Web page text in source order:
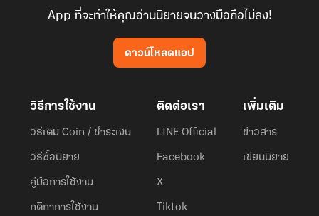
App ที่จะทำให้คุณอ่านนิยายจนวางมือถือไม่ลง!
ดาวน์โหลดแอป
วิธีการใช้งาน
วิธีเติม Coin / ชำระเงิน
วิธีซื้อนิยาย
คู่มือการใช้งาน
กติกาการใช้งาน
ติดต่อเรา
LINE Official
Facebook
X
Tiktok
เพิ่มเติม
ข่าวสาร
เขียนนิยาย